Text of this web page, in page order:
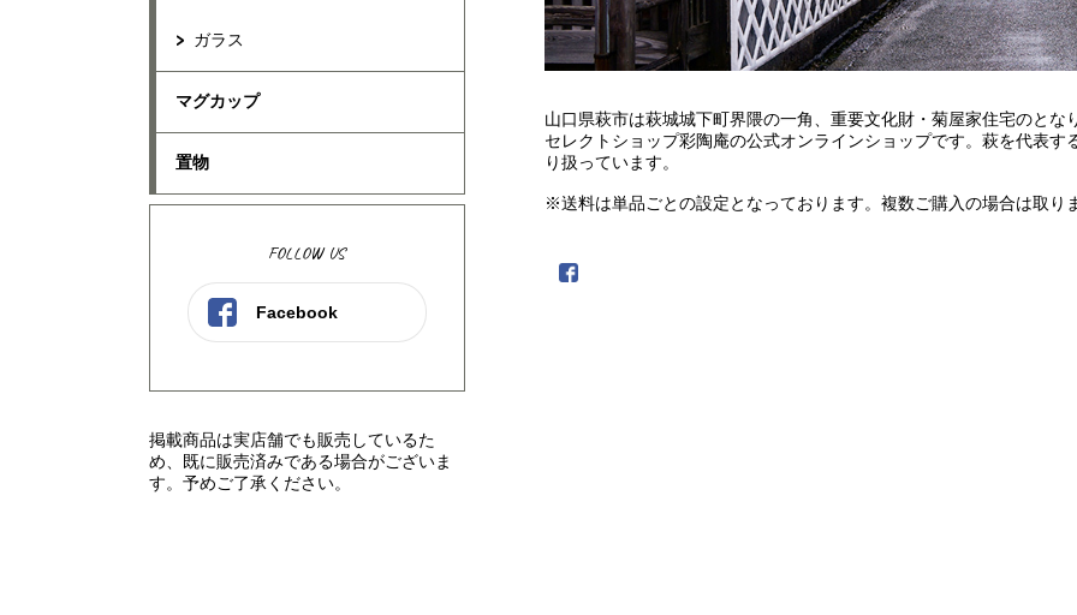
ガラス
マグカップ
置物
FOLLOW US
Facebook
掲載商品は実店舗でも販売しているた
め、既に販売済みである場合がございま
す。予めご了承ください。
山口県萩市は萩城城下町界隈の一角、重要文化財・菊屋家住宅のと
セレクトショップ彩陶庵の公式オンラインショップです。萩を代表
り扱っています。
※送料は単品ごとの設定となっております。複数ご購入の場合は取り